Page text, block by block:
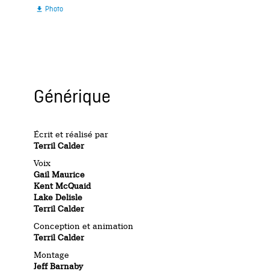
 Photo
Générique
Écrit et réalisé par
Terril Calder
Voix
Gail Maurice
Kent McQuaid
Lake Delisle
Terril Calder
Conception et animation
Terril Calder
Montage
Jeff Barnaby